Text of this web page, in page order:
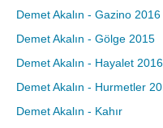
Demet Akalın - Gazino 2016
Demet Akalın - Gölge 2015
Demet Akalın - Hayalet 2016
Demet Akalın - Hurmetler
Demet Akalın - Kahır